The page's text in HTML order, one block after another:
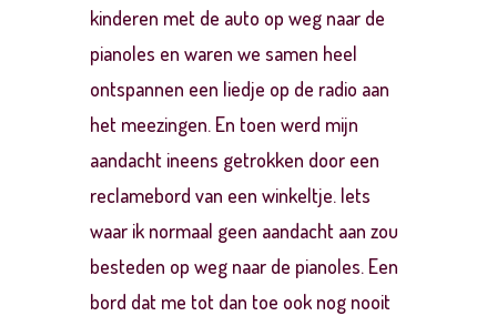
kinderen met de auto op weg naar de
pianoles en waren we samen heel
ontspannen een liedje op de radio aan
het meezingen. En toen werd mijn
aandacht ineens getrokken door een
reclamebord van een winkeltje. Iets
waar ik normaal geen aandacht aan zou
besteden op weg naar de pianoles. Een
bord dat me tot dan toe ook nog nooit